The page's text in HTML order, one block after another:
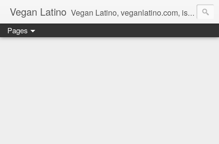
Vegan Latino Vegan Latino, veganlatino.com, is a vegan site offering information about the vegan lifestyle, plant base diet, healthy nutrition, vegan and gluten free, meat free, poultry free, dairy free, or fish free food products. Vegan Latino es un sitio vegano que ofrece información sobre el estilo de vida vegano, la dieta basada en plantas, la nutrición sana, vegana y libre de gluten, libre de carnes, libre de pollos, libre de lácteos, y libre de pescados.
Pages